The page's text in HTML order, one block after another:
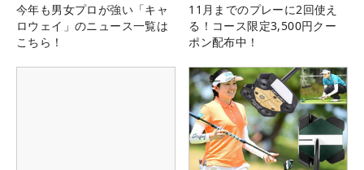
今年も男女プロが強い「キャ
ロウェイ」のニュース一覧は
こちら！
11月までのプレーに2回使え
る！コース限定3,500円クー
ポン配布中！